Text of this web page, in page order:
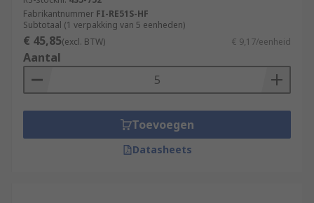
Fabrikantnummer FI-RE51S-HF
Subtotaal (1 verpakking van 5 eenheden)
€ 45,85(excl. BTW) € 9,17/eenheid
Aantal
Toevoegen
Datasheets